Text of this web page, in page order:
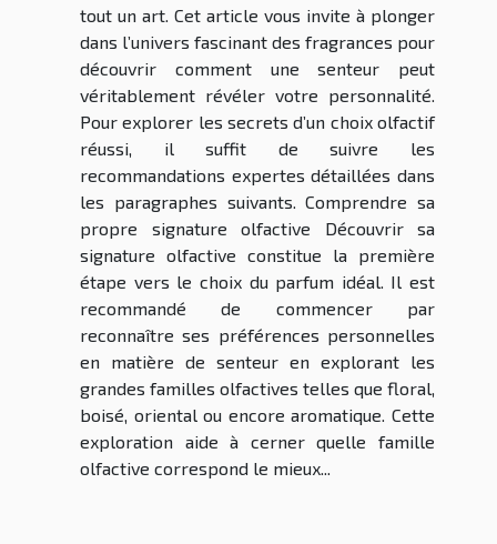
tout un art. Cet article vous invite à plonger
dans l’univers fascinant des fragrances pour
découvrir comment une senteur peut
véritablement révéler votre personnalité.
Pour explorer les secrets d’un choix olfactif
réussi, il suffit de suivre les
recommandations expertes détaillées dans
les paragraphes suivants. Comprendre sa
propre signature olfactive Découvrir sa
signature olfactive constitue la première
étape vers le choix du parfum idéal. Il est
recommandé de commencer par
reconnaître ses préférences personnelles
en matière de senteur en explorant les
grandes familles olfactives telles que floral,
boisé, oriental ou encore aromatique. Cette
exploration aide à cerner quelle famille
olfactive correspond le mieux...